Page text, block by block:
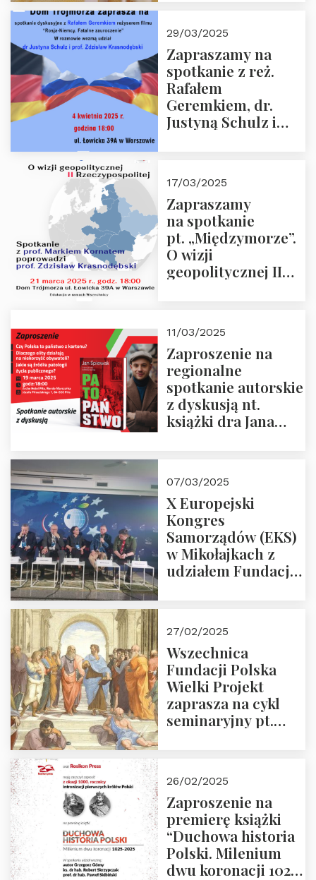
29/03/2025
Zapraszamy na
spotkanie z reż.
Rafałem
Geremkiem, dr.
Justyną Schulz i
“Rosja-Niemcy…”
17/03/2025
Zapraszamy
na spotkanie
pt. „Międzymorze”.
O wizji
geopolitycznej II
i prof.
Krasnodębski
11/03/2025
Zaproszenie na
regionalne
spotkanie autorskie
z dyskusją nt.
książki dra Jana
07/03/2025
X Europejski
Kongres
Samorządów (EKS)
w Mikołajkach z
udziałem Fundacji
27/02/2025
Wszechnica
Fundacji Polska
Wielki Projekt
zaprasza na cykl
seminaryjny pt.
26/02/2025
Zaproszenie na
premierę książki
“Duchowa historia
Polski. Milenium
dwu koronacji 1025-